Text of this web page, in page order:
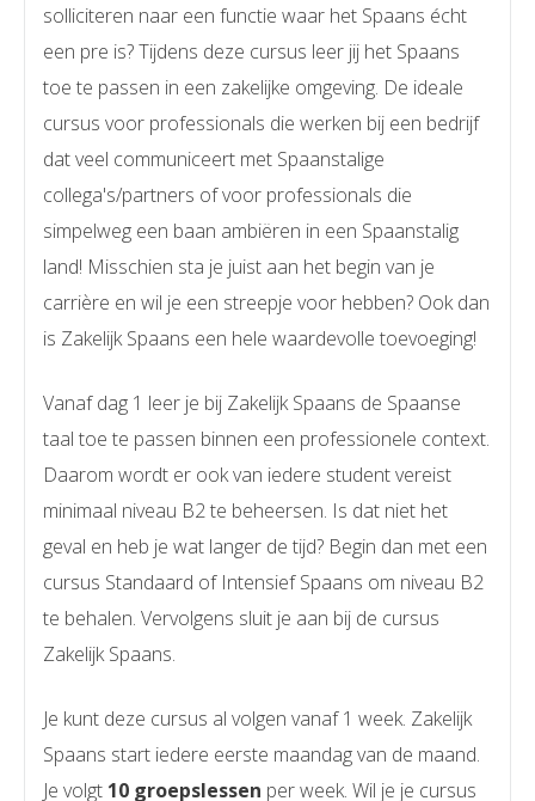
solliciteren naar een functie waar het Spaans écht
een pre is? Tijdens deze cursus leer jij het Spaans
toe te passen in een zakelijke omgeving. De ideale
cursus voor professionals die werken bij een bedrijf
dat veel communiceert met Spaanstalige
collega's/partners of voor professionals die
simpelweg een baan ambiëren in een Spaanstalig
land! Misschien sta je juist aan het begin van je
carrière en wil je een streepje voor hebben? Ook dan
is Zakelijk Spaans een hele waardevolle toevoeging!
Vanaf dag 1 leer je bij Zakelijk Spaans de Spaanse
taal toe te passen binnen een professionele context.
Daarom wordt er ook van iedere student vereist
minimaal niveau B2 te beheersen. Is dat niet het
geval en heb je wat langer de tijd? Begin dan met een
cursus Standaard of Intensief Spaans om niveau B2
te behalen. Vervolgens sluit je aan bij de cursus
Zakelijk Spaans.
Je kunt deze cursus al volgen vanaf 1 week. Zakelijk
Spaans start iedere eerste maandag van de maand.
Je volgt 10 groepslessen per week. Wil je je cursus